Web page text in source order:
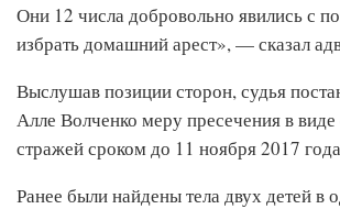
Они 12 числа добровольно явились с
избрать домашний арест», — сказал
Выслушав позиции сторон, судья
Алле Волченко меру пресечения в
стражей сроком до 11 ноября 2017
Ранее были найдены тела двух детей в